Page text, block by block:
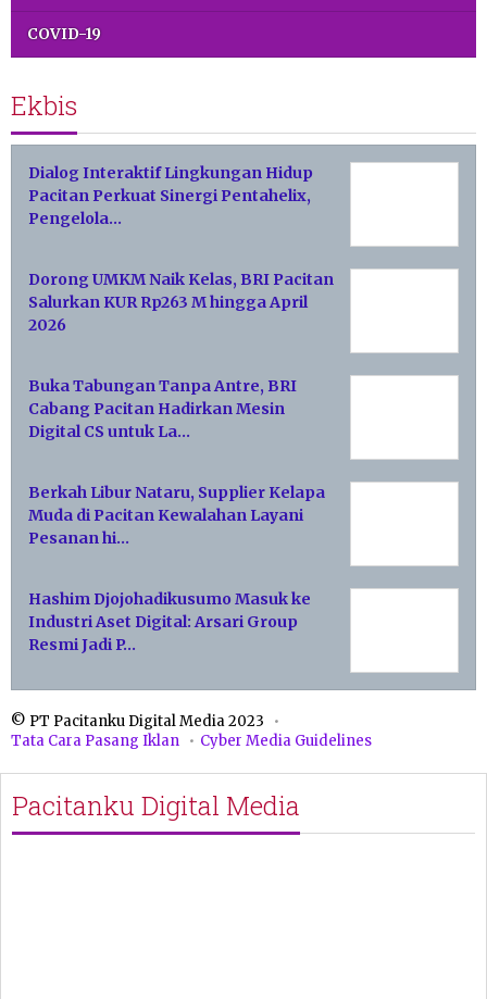
COVID-19
Ekbis
Dialog Interaktif Lingkungan Hidup
Pacitan Perkuat Sinergi Pentahelix,
Pengelola…
Dorong UMKM Naik Kelas, BRI Pacitan
Salurkan KUR Rp263 M hingga April
2026
Buka Tabungan Tanpa Antre, BRI
Cabang Pacitan Hadirkan Mesin
Digital CS untuk La…
Berkah Libur Nataru, Supplier Kelapa
Muda di Pacitan Kewalahan Layani
Pesanan hi…
Hashim Djojohadikusumo Masuk ke
Industri Aset Digital: Arsari Group
Resmi Jadi P…
© PT Pacitanku Digital Media 2023
Tata Cara Pasang Iklan
Cyber Media Guidelines
Pacitanku Digital Media